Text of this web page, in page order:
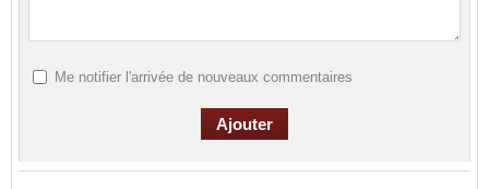
Me notifier l'arrivée de nouveaux commentaires